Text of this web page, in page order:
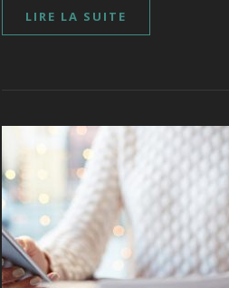
LIRE LA SUITE